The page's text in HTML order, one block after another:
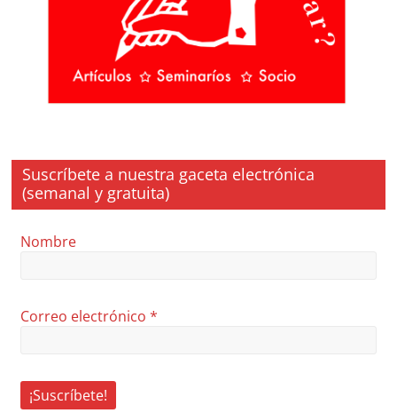
Suscríbete a nuestra gaceta electrónica
(semanal y gratuita)
Nombre
Correo electrónico*